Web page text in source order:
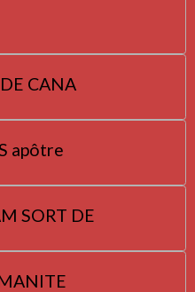
CANA
apôtre
SORT DE